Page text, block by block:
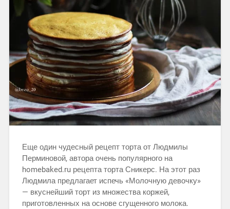
Еще один чудесный рецепт торта от Людмилы
Перминовой, автора очень популярного на
homebaked.ru рецепта торта Сникерс. На этот раз
Людмила предлагает испечь «Молочную девочку»
— вкуснейший торт из множества коржей,
приготовленных на основе сгущенного молока.